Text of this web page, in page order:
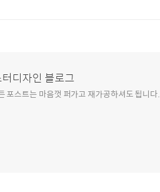
디자인 블로그
스트는 마음껏 퍼가고 재가공하셔도 됩니다.